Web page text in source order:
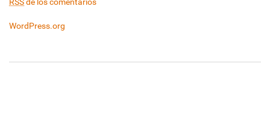
WordPress.org